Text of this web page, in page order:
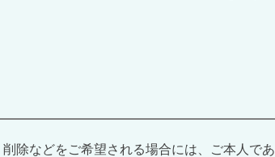
除などをご希望される場合には、ご本人であ